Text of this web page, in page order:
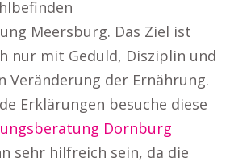
Meersburg. Das Ziel ist
nur mit Geduld, Disziplin und
Veränderung der Ernährung.
Erklärungen besuche diese
Dornburg
sehr hilfreich sein, da die